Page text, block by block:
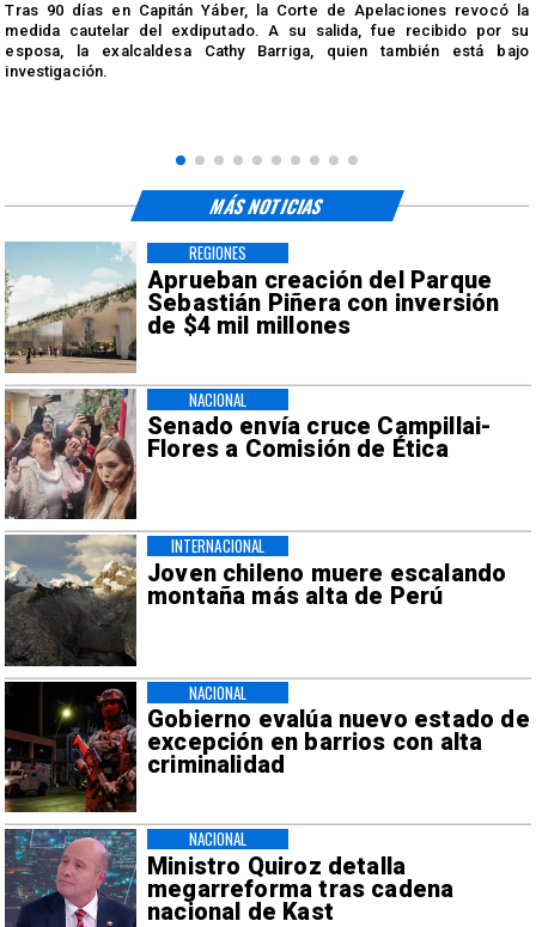
Tras 90 días en Capitán Yáber, la Corte de Apelaciones revocó la
medida cautelar del exdiputado. A su salida, fue recibido por su
esposa, la exalcaldesa Cathy Barriga, quien también está bajo
investigación.
Aprueban creación del Parque
Sebastián Piñera con inversión
de $4 mil millones
REGIONES
Senado envía cruce Campillai-
Flores a Comisión de Ética
NACIONAL
Joven chileno muere escalando
montaña más alta de Perú
INTERNACIONAL
Gobierno evalúa nuevo estado de
excepción en barrios con alta
criminalidad
NACIONAL
Ministro Quiroz detalla
megarreforma tras cadena
nacional de Kast
NACIONAL
MÁS NOTICIAS